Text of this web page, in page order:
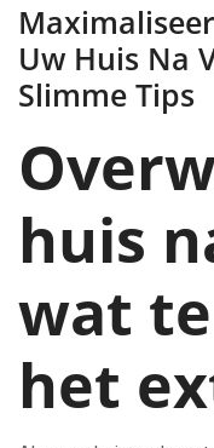
Uw Huis Na
Slimme Tips
huis
wat
het